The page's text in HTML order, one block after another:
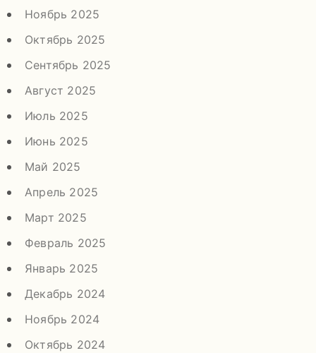
Ноябрь 2025
Октябрь 2025
Сентябрь 2025
Август 2025
Июль 2025
Июнь 2025
Май 2025
Апрель 2025
Март 2025
Февраль 2025
Январь 2025
Декабрь 2024
Ноябрь 2024
Октябрь 2024